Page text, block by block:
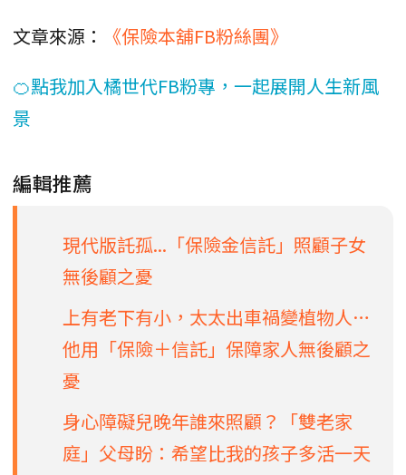
文章來源：
《保險本舖FB粉絲團》
🍊點我加入橘世代FB粉專，一起展開人生新風
景
編輯推薦
現代版託孤...「保險金信託」照顧子女
無後顧之憂
上有老下有小，太太出車禍變植物人…
他用「保險＋信託」保障家人無後顧之
憂
身心障礙兒晚年誰來照顧？「雙老家
庭」父母盼：希望比我的孩子多活一天